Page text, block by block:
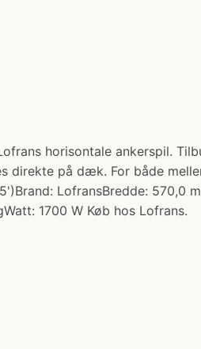
horisontale ankerspil.
direkte på dæk. For både
LofransBredde: 570,0
1700 W Køb hos Lofrans.